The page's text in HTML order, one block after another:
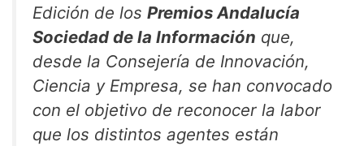
Edición de los Premios Andalucía
Sociedad de la Información que,
desde la Consejería de Innovación,
Ciencia y Empresa, se han convocado
con el objetivo de reconocer la labor
que los distintos agentes están